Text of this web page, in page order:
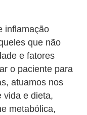
inflamação
que não
e fatores
o paciente para
atuamos nos
vida e dieta,
metabólica,